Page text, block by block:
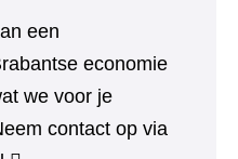
een
economie
we voor je
contact op via